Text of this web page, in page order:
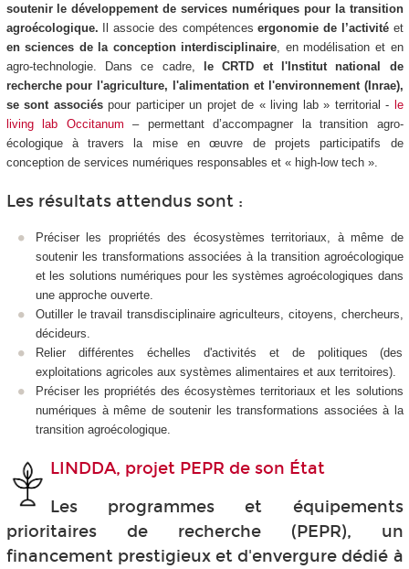
soutenir le développement de services numériques pour la transition
agroécologique. Il associe des compétencesergonomie de l’activitéet
en sciences de la conception interdisciplinaire , en modélisation et en
agro-technologie. Dans ce cadre,
le CRTD et l'Institut national de
recherche pour l'agriculture, l'alimentation et l'environnement (Inrae),
se sont associéspour participer un projet de « living lab » territorial - le
living lab Occitanum – permettant d’accompagner la transition agro-
écologique à travers la mise en œuvre de projets participatifs de
conception de services numériques responsables et « high-low tech ».
Les résultats attendus sont :
Préciser les propriétés des écosystèmes territoriaux, à même de
soutenir les transformations associées à la transition agroécologique
et les solutions numériques pour les systèmes agroécologiques dans
une approche ouverte.
Outiller le travail transdisciplinaire agriculteurs, citoyens, chercheurs,
décideurs.
Relier différentes échelles d'activités et de politiques (des
exploitations agricoles aux systèmes alimentaires et aux territoires).
Préciser les propriétés des écosystèmes territoriaux et les solutions
numériques à même de soutenir les transformations associées à la
transition agroécologique.
LINDDA, projet PEPR de son État
Les programmes et équipements
prioritaires de recherche (PEPR), un
financement prestigieux et d'envergure dédié à